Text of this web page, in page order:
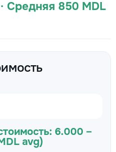
Средняя 850 MDL
6.000 –
avg)